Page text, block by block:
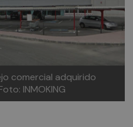
comercial adquirido
INMOKING